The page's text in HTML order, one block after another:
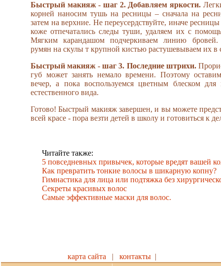
Быстрый макияж - шаг 2. Добавляем яркости.
корней наносим тушь на ресницы – сначала на
затем на верхние. Не переусердствуйте, иначе
коже отпечатались следы туши, удаляем их с
Мягким карандашом подчеркиваем линию
румян на скулы т крупной кистью растушевываем их в
Быстрый макияж - шаг 3. Последние штрихи.
губ может занять немало времени. Поэтому
вечер, а пока воспользуемся цветным блеском
естественного вида.
Готово! Быстрый макияж завершен, и вы можете
всей красе - пора везти детей в школу и готовиться к
Читайте также:
5 повседневных привычек, которые вредят вашей
Как превратить тонкие волосы в шикарную копну?
Гимнастика для лица или подтяжка без
Секреты красивых волос
Самые эффективные маски для волос.
карта сайта | контакты |